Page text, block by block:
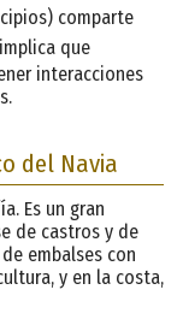
comparte
que
interacciones
del Navia
Es un gran
de castros y de
embalses con
y en la costa,